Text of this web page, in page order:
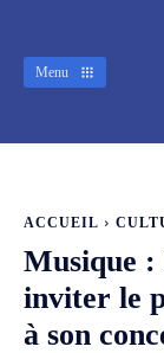
Menu
ACCUEIL
Musique :
inviter le
à son